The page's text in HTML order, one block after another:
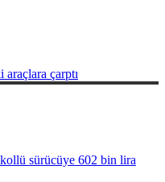
çarptı
sürücüye 602 bin lira